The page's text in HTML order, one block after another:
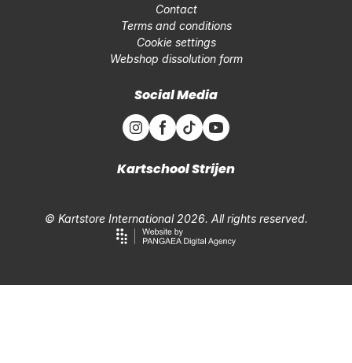
Contact
Terms and conditions
Cookie settings
Webshop dissolution form
Social Media
Kartschool Strijen
© Kartstore International 2026. All rights reserved.